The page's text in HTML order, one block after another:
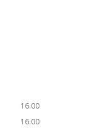
16.00
16.00